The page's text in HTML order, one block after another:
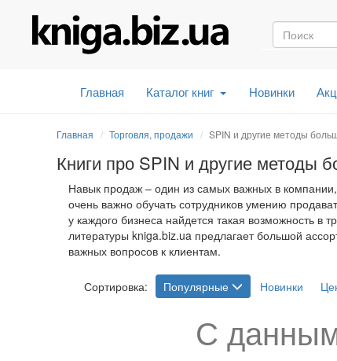
Главная Каталог книг Новинки
Главная Торговля, продажи SPIN и другие методы
Книги про SPIN и другие методы
Навык продаж – один из самых важных в компании,
очень важно обучать сотрудников умению
у каждого бизнеса найдется такая возможность
литературы kniga.biz.ua предлагает большой
важных вопросов к клиентам.
Сортировка: Популярные Новинки
С